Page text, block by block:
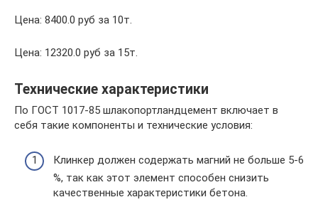
Цена: 8400.0 руб за 10т.
Цена: 12320.0 руб за 15т.
Технические характеристики
По ГОСТ 1017-85 шлакопортландцемент включает в
себя такие компоненты и технические условия:
Клинкер должен содержать магний не больше 5-6
%, так как этот элемент способен снизить
качественные характеристики бетона.